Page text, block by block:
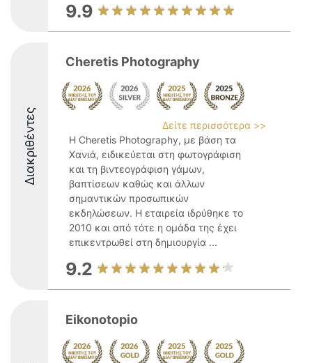
9.9
Διακριθέντες
Cheretis Photography
Δείτε περισσότερα >>
Η Cheretis Photography, με βάση τα
Χανιά, ειδικεύεται στη φωτογράφιση
και τη βιντεογράφιση γάμων,
βαπτίσεων καθώς και άλλων
σημαντικών προσωπικών
εκδηλώσεων. Η εταιρεία ιδρύθηκε το
2010 και από τότε η ομάδα της έχει
επικεντρωθεί στη δημιουργία ...
9.2
Eikonotopio